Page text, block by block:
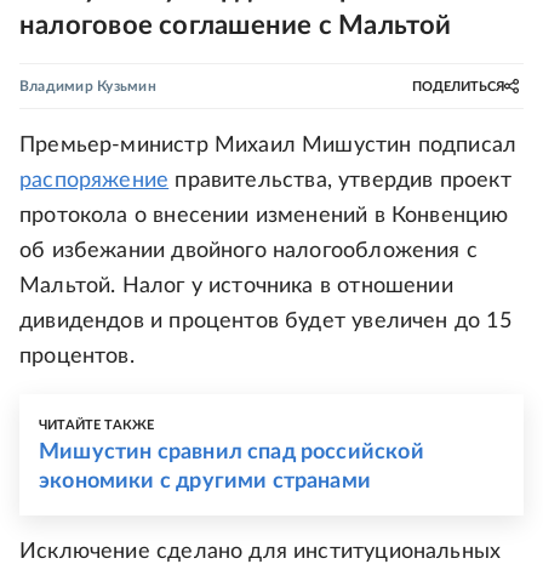
налоговое соглашение с Мальтой
Владимир Кузьмин ПОДЕЛИТЬСЯ
Премьер-министр Михаил Мишустин подписал
распоряжение правительства, утвердив проект
протокола о внесении изменений в Конвенцию
об избежании двойного налогообложения с
Мальтой. Налог у источника в отношении
дивидендов и процентов будет увеличен до 15
процентов.
ЧИТАЙТЕ ТАКЖЕ
Мишустин сравнил спад российской
экономики с другими странами
Исключение сделано для институциональных